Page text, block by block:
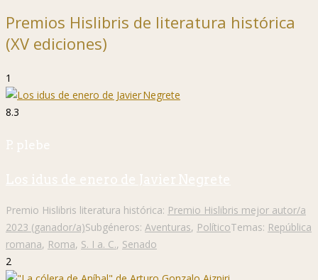
Premios Hislibris de literatura histórica
(XV ediciones)
1
8.3
P. plebe
Los idus de enero de Javier Negrete
Premio Hislibris literatura histórica: Premio Hislibris mejor autor/a
2023 (ganador/a)Subgéneros: Aventuras, PolíticoTemas: República
romana, Roma, S. I a. C., Senado
2